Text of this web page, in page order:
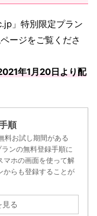
」特別限定プラン
ージをご覧くださ
年1月20日より配
順
料お試し期間がある
ランの無料登録手順に
マホの画面を使って解
からも登録することが
見る